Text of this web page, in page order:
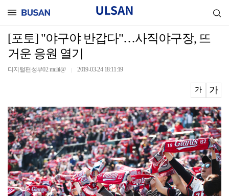
[포토] "야구야 반갑다"…사직야구장, 뜨
거운 응원 열기
디지털편성부02 multi@ 2019-03-24 18:11:19
가 가